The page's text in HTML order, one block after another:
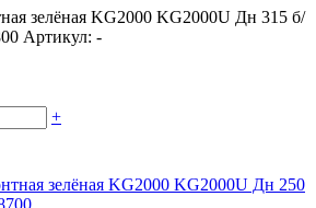
зелёная KG2000 KG2000U Дн 315 б/
Артикул: -
+